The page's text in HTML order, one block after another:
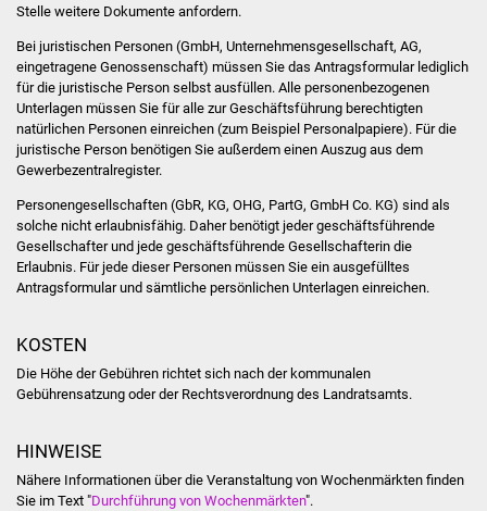
Vereine und Parteien
Selbsteintrag Vereine
Sportanlagen
Tourismus
Route der
Lebenslagen
Stelle weitere Dokumente anfordern.
Bei juristischen Personen (GmbH, Unternehmensgesellschaft, AG,
eingetragene Genossenschaft) müssen Sie das Antragsformular lediglich
für die juristische Person selbst ausfüllen. Alle personenbezogenen
Unterlagen müssen Sie für alle zur Geschäftsführung berechtigten
natürlichen Personen einreichen (zum Beispiel Personalpapiere). Für die
juristische Person benötigen Sie außerdem einen Auszug aus dem
Gewerbezentralregister.
Personengesellschaften (GbR, KG, OHG, PartG, GmbH Co. KG) sind als
solche nicht erlaubnisfähig. Daher benötigt jeder geschäftsführende
Gesellschafter und jede geschäftsführende Gesellschafterin die
Erlaubnis. Für jede dieser Personen müssen Sie ein ausgefülltes
Antragsformular und sämtliche persönlichen Unterlagen einreichen.
KOSTEN
Die Höhe der Gebühren richtet sich nach der kommunalen
Gebührensatzung oder der Rechtsverordnung des Landratsamts.
HINWEISE
Nähere Informationen über die Veranstaltung von Wochenmärkten finden
Sie im Text "Durchführung von Wochenmärkten".